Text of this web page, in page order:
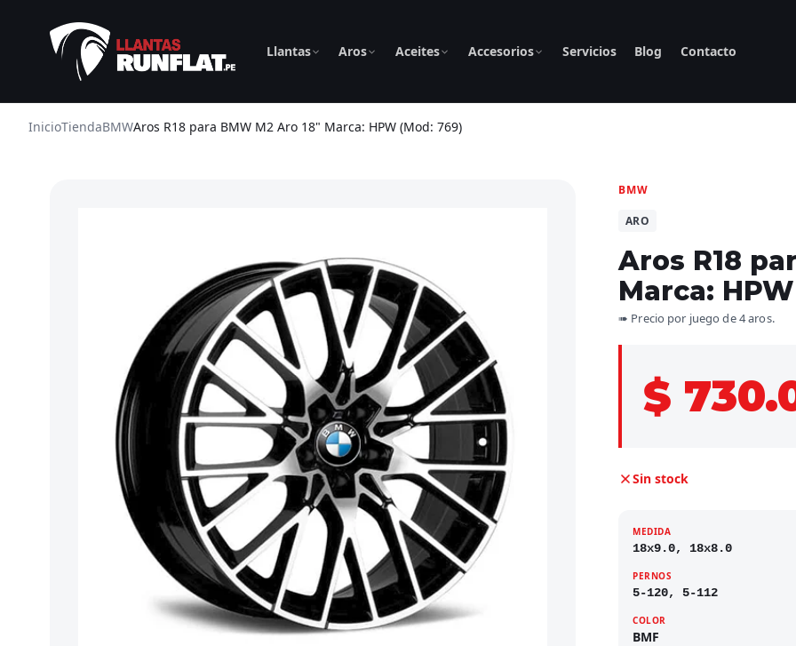
Llantas Aros Aceites Accesorios Servicios Blog Contacto
InicioTiendaBMWAros R18 para BMW M2 Aro 18" Marca: HPW (Mod: 769)
BMW
ARO
Aros R18
Marca:
➠ Precio por juego de 4 aros.
$
Sin stock
MEDIDA
18x9.0, 18x8.0
PERNOS
5-120, 5-112
COLOR
BMF